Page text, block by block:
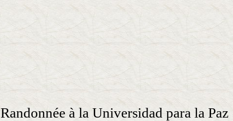
Randonnée à la Universidad para la Paz